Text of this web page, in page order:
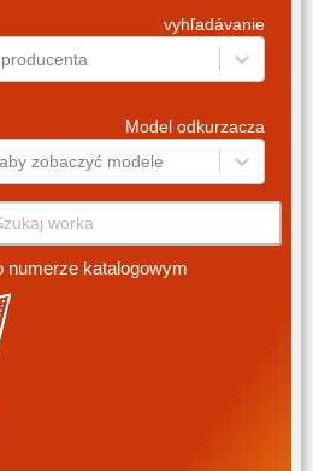
vyhľadávanie
Model odkurzacza
zobaczyć modele
worka
numerze katalogowym